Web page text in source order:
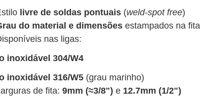
livre de soldas pontuais(weld-spot free)
do material e dimensõesestampados na fita
nas ligas:
inoxidável 304/W4
inoxidável 316/W5(grau marinho)
de fita: 9mm (≈3/8") e 12.7mm (1/2")